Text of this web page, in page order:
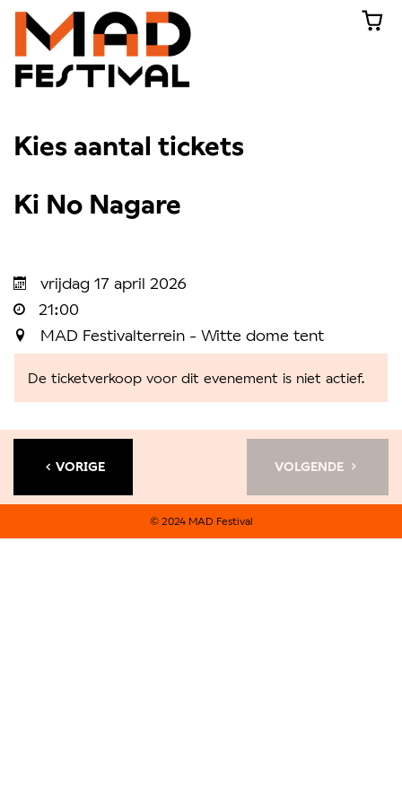
Kies aantal tickets
Ki No Nagare
vrijdag 17 april 2026
21:00
MAD Festivalterrein - Witte dome tent
De ticketverkoop voor dit evenement is niet actief.
VORIGE VOLGENDE
© 2024 MAD Festival